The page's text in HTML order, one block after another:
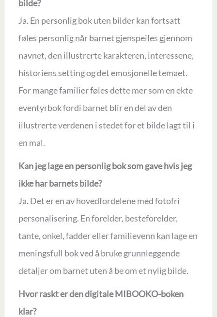
bilde?
Ja. En personlig bok uten bilder kan fortsatt
føles personlig når barnet gjenspeiles gjennom
navnet, den illustrerte karakteren, interessene,
historiens setting og det emosjonelle temaet.
For mange familier føles dette mer som en ekte
eventyrbok fordi barnet blir en del av den
illustrerte verdenen i stedet for et bilde lagt til i
en mal.
Kan jeg lage en personlig bok som gave hvis jeg
ikke har barnets bilde?
Ja. Det er en av hovedfordelene med fotofri
personalisering. En forelder, besteforelder,
tante, onkel, fadder eller familievenn kan lage en
meningsfull bok ved å bruke grunnleggende
detaljer om barnet uten å be om et nylig bilde.
Hvor raskt er den digitale MIBOOKO-boken
klar?